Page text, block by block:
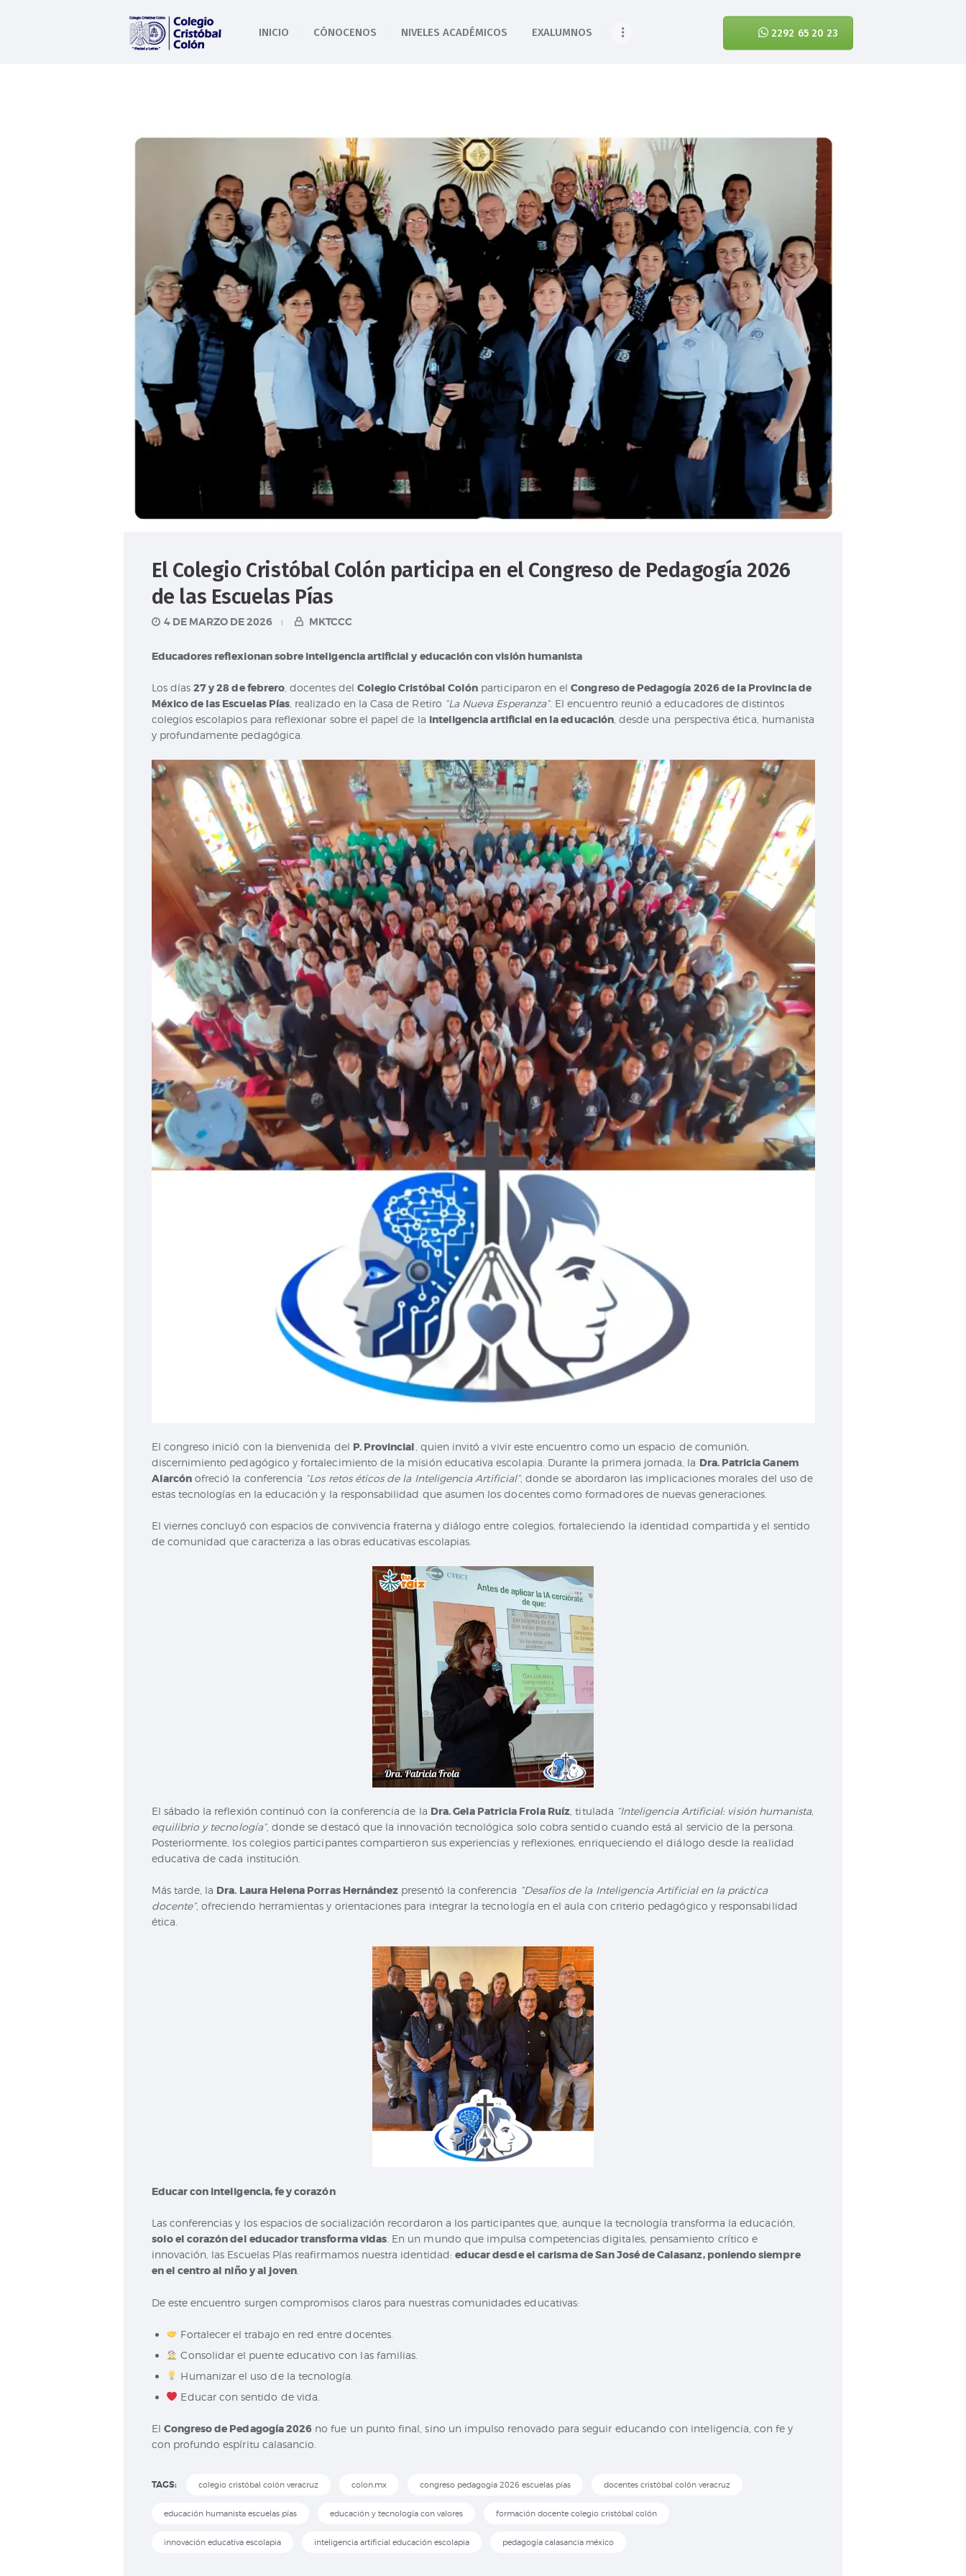
INICIO CÓNOCENOS NIVELES ACADÉMICOS EXALUMNOS 2292 65 20 23
EXALUMNOS
CONTÁCTANOS
NOTICIAS
ENLACES
El Colegio Cristóbal Colón participa en el Congreso de Pedagogía 2026
de las Escuelas Pías
4 DE MARZO DE 2026 MKTCCC
Educadores reflexionan sobre inteligencia artificial y educación con visión humanista
Los días27 y 28 de febrero , docentes del Colegio Cristóbal Colón participaron en elCongreso de Pedagogía 2026 de la Provincia de
México de las Escuelas Pías , realizado en la Casa de Retiro “La Nueva Esperanza”. El encuentro reunió a educadores de distintos
colegios escolapios para reflexionar sobre el papel de la inteligencia artificial en la educación, desde una perspectiva ética, humanista
y profundamente pedagógica.
El congreso inició con la bienvenida del P. Provincial , quien invitó a vivir este encuentro como un espacio de comunión,
discernimiento pedagógico y fortalecimiento de la misión educativa escolapia. Durante la primera jornada, la Dra. Patricia Ganem
Alarcónofreció la conferencia “Los retos éticos de la Inteligencia Artificial”, donde se abordaron las implicaciones morales del uso de
estas tecnologías en la educación y la responsabilidad que asumen los docentes como formadores de nuevas generaciones.
El viernes concluyó con espacios de convivencia fraterna y diálogo entre colegios, fortaleciendo la identidad compartida y el sentido
de comunidad que caracteriza a las obras educativas escolapias.
El sábado la reflexión continuó con la conferencia de la Dra. Gela Patricia Frola Ruíz , titulada “Inteligencia Artificial: visión humanista,
equilibrio y tecnología”, donde se destacó que la innovación tecnológica solo cobra sentido cuando está al servicio de la persona.
Posteriormente, los colegios participantes compartieron sus experiencias y reflexiones, enriqueciendo el diálogo desde la realidad
educativa de cada institución.
Más tarde, la Dra. Laura Helena Porras Hernández presentó la conferencia “Desafíos de la Inteligencia Artificial en la práctica
docente”, ofreciendo herramientas y orientaciones para integrar la tecnología en el aula con criterio pedagógico y responsabilidad
ética.
Educar con inteligencia, fe y corazón
Las conferencias y los espacios de socialización recordaron a los participantes que, aunque la tecnología transforma la educación,
solo el corazón del educador transforma vidas . En un mundo que impulsa competencias digitales, pensamiento crítico e
innovación, las Escuelas Pías reafirmamos nuestra identidad: educar desde el carisma de San José de Calasanz, poniendo siempre
en el centro al niño y al joven
De este encuentro surgen compromisos claros para nuestras comunidades educativas:
Fortalecer el trabajo en red entre docentes.
Consolidar el puente educativo con las familias.
Humanizar el uso de la tecnología.
Educar con sentido de vida.
El Congreso de Pedagogía 2026 no fue un punto final, sino un impulso renovado para seguir educando con inteligencia, con fe y
con profundo espíritu calasancio.
TAGS: colegio cristóbal colón veracruz colon.mx congreso pedagogía 2026 escuelas pías docentes cristóbal colón veracruz
educación humanista escuelas pías educación y tecnología con valores formación docente colegio cristóbal colón
innovación educativa escolapia inteligencia artificial educación escolapia pedagogía calasancia méxico